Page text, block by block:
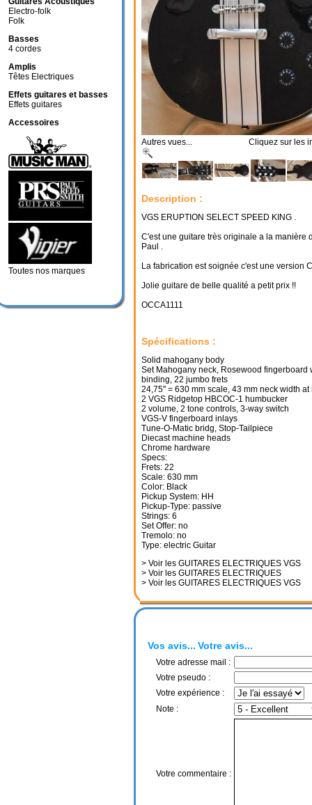
Autres vues... Cliquez sur les
Description :
VGS ERUPTION SELECT SPEED KING .
C'est une guitare très originale a la manière
Paul .
La fabrication est soignée c'est une version
Jolie guitare de belle qualité a petit prix !!
OCCA1111
Spécifications :
Solid mahogany body
Set Mahogany neck, Rosewood fingerboard
binding, 22 jumbo frets
24,75" = 630 mm scale, 43 mm neck width at
2 VGS Ridgetop HBCOC-1 humbucker
2 volume, 2 tone controls, 3-way switch
VGS-V fingerboard inlays
Tune-O-Matic bridg, Stop-Tailpiece
Diecast machine heads
Chrome hardware
Specs:
Frets: 22
Scale: 630 mm
Color: Black
Pickup System: HH
Pickup-Type: passive
Strings: 6
Set Offer: no
Tremolo: no
Type: electric Guitar
> Voir les GUITARES ELECTRIQUES VGS
> Voir les GUITARES ELECTRIQUES
> Voir les GUITARES ELECTRIQUES VGS
Vos avis... Votre avis...
Votre adresse mail :
Votre pseudo :
Votre expérience :
Note :
Votre commentaire :
Electro-folk
Folk
Basses
4 cordes
Amplis
Têtes Electriques
Effets guitares et basses
Effets guitares
Accessoires
Toutes nos marques